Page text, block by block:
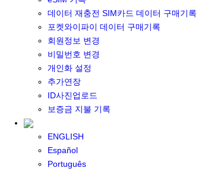
데이터 재충전 SIM카드 데이터 구매기록
포켓와이파이 데이터 구매기록
회원정보 변경
비밀번호 변경
개인화 설정
추가연장
ID사진업로드
보증금 지불 기록
ENGLISH
Español
Português
포켓와이파이 구매
일본 DATA
기타 아시아 DATA
MACARON DATA
DATA 이용 설명서
유심 구매
일본유심
한국유심
기타 아시아 유심
유심 설명서
데이터팩 구매